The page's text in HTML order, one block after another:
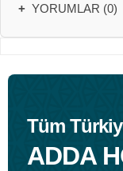
+ YORUMLAR (0)
Tüm
ADDA